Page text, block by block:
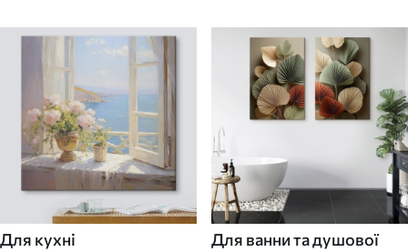
Для кухні Для ванни та душової